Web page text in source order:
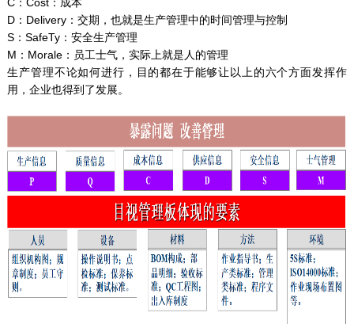
D：Delivery：交期，也就是生产管理中的时间管理与控制
S：SafeTy：安全生产管理
M：Morale：员工士气，实际上就是人的管理
生产管理不论如何进行，目的都在于能够让以上的六个方面发挥作
用，企业也得到了发展。